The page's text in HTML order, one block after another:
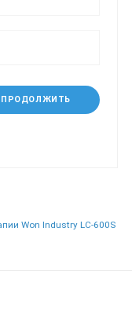
ПРОДОЛЖИТЬ
Won Industry LC-600S